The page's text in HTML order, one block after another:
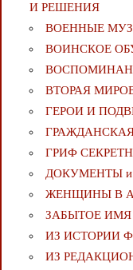
И РЕШЕНИЯ
ВОЕННЫЕ
ВОИНСКОЕ
ВТОРАЯ
ГЕРОИ И
ГРИФ
ДОКУМЕНТЫ
ЖЕНЩИНЫ В
ЗАБЫТОЕ ИМЯ
ИЗ ИСТОРИИ
ИЗ